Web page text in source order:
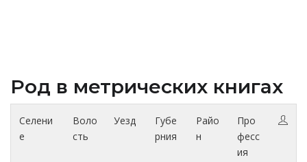
Род в метрических книгах
Селени
е
Воло
сть
Уезд
Губе
рния
Райо
н
Про
фесс
ия